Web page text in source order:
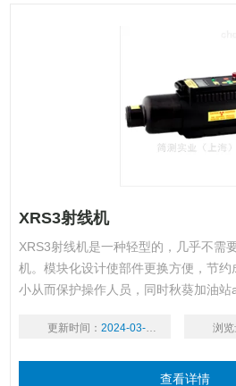
XRS3射线机
XRS3射线机是一种轻型的，几乎不
机。模块化设计使部件更换方便，节
小从而保护操作人员，同时秋葵加油
动到安全距离。当XRS-3启动时，
更新时间： 2024-03-19 浏览
查看详情